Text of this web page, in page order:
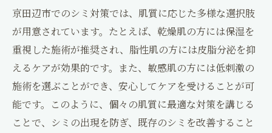
京田辺市でのシミ対策では、肌質に応じた多様な選択肢
が用意されています。たとえば、乾燥肌の方には保湿を
重視した施術が推奨され、脂性肌の方には皮脂分泌を抑
えるケアが効果的です。また、敏感肌の方には低刺激の
施術を選ぶことができ、安心してケアを受けることが可
能です。このように、個々の肌質に最適な対策を講じる
ことで、シミの出現を防ぎ、既存のシミを改善すること